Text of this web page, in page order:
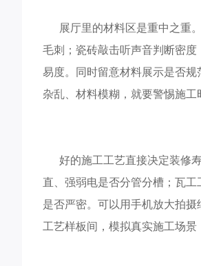
展厅里的材料区是重中之重。
毛刺；瓷砖敲击听声音判断密
易度。同时留意材料展示是否
杂乱、材料模糊，就要警惕施工
好的施工工艺直接决定装修寿
直、强弱电是否分管分槽；瓦
是否严密。可以用手机放大拍
工艺样板间，模拟真实施工场景